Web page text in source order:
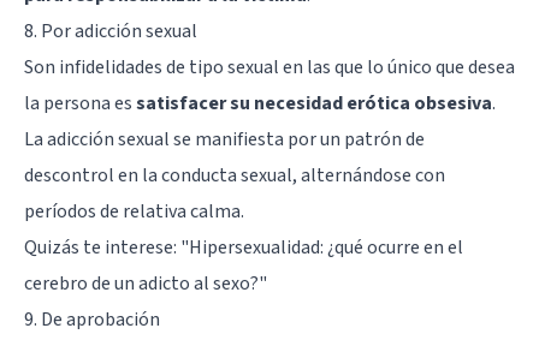
8. Por adicción sexual
Son infidelidades de tipo sexual en las que lo único que desea
la persona essatisfacer su necesidad erótica obsesiva.
La adicción sexual se manifiesta por un patrón de
descontrol en la conducta sexual, alternándose con
períodos de relativa calma.
Quizás te interese: "Hipersexualidad: ¿qué ocurre en el
cerebro de un adicto al sexo?"
9. De aprobación